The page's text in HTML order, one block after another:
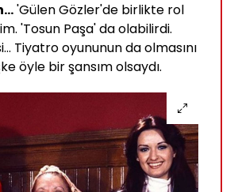
'Gülen Gözler'de birlikte rol
'Tosun Paşa' da olabilirdi.
Tiyatro oyununun da olmasını
öyle bir şansım olsaydı.